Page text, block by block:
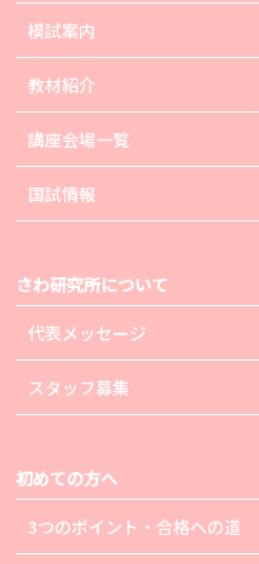
模試案内
教材紹介
講座会場一覧
国試情報
さわ研究所について
代表メッセージ
スタッフ募集
初めての方へ
3つのポイント・合格への道